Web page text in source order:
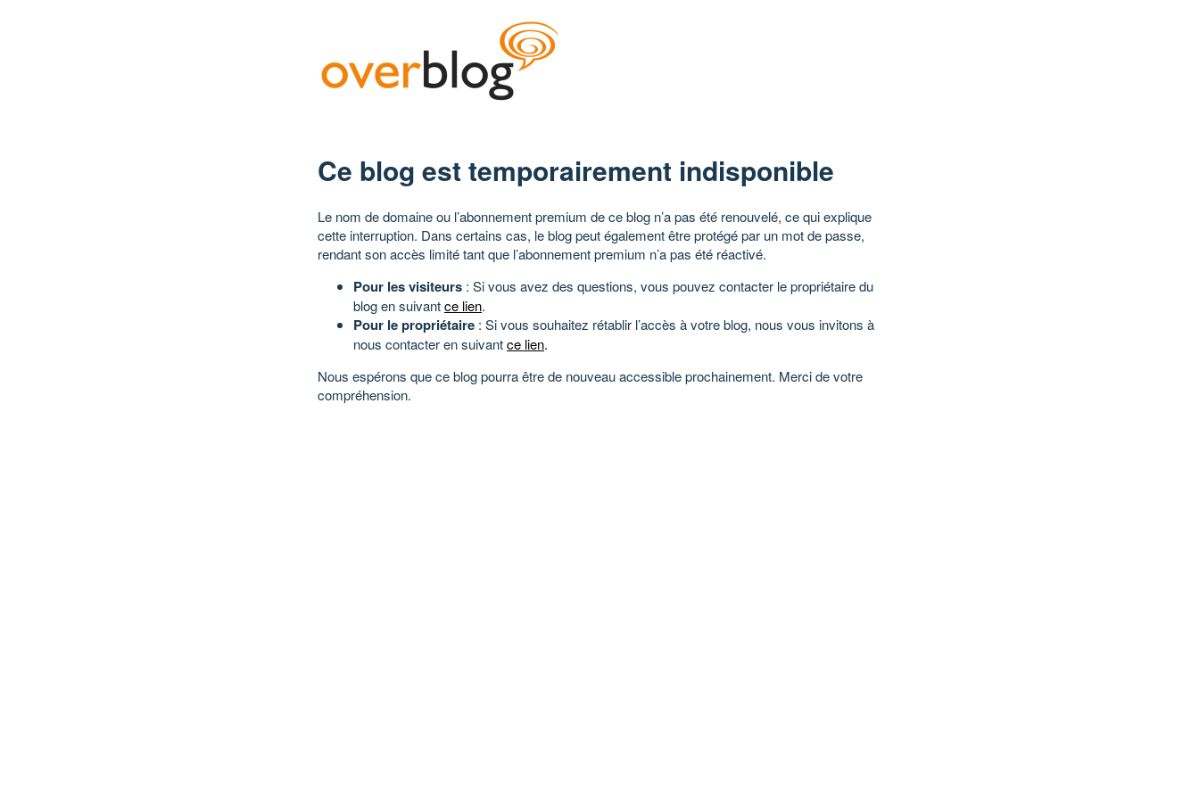
Ce blog est temporairement indisponible
Le nom de domaine ou l’abonnement premium de ce blog n’a pas été renouvelé, ce qui explique
cette interruption. Dans certains cas, le blog peut également être protégé par un mot de passe,
rendant son accès limité tant que l’abonnement premium n’a pas été réactivé.
Pour les visiteurs : Si vous avez des questions, vous pouvez contacter le propriétaire du
blog en suivantce lien.
Pour le propriétaire : Si vous souhaitez rétablir l’accès à votre blog, nous vous invitons à
nous contacter en suivantce lien.
Nous espérons que ce blog pourra être de nouveau accessible prochainement. Merci de votre
compréhension.